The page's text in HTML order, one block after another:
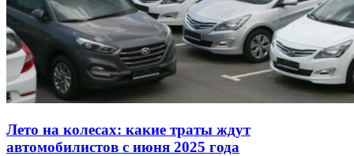
Лето на колесах: какие траты ждут
автомобилистов с июня 2025 года